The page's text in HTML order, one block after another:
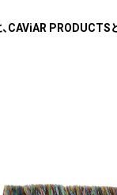
CAViAR PRODUCTS